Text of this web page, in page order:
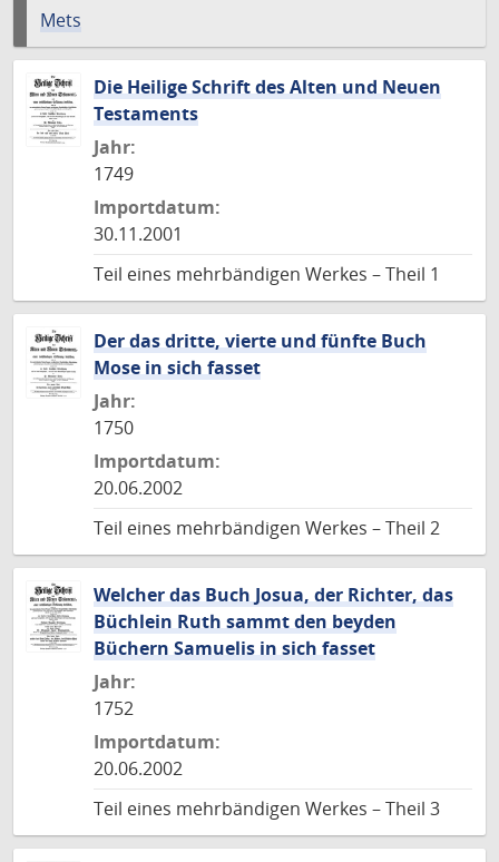
Mets
Die Heilige Schrift des Alten und Neuen
Testaments
Jahr:
1749
Importdatum:
30.11.2001
Teil eines mehrbändigen Werkes – Theil 1
Der das dritte, vierte und fünfte Buch
Mose in sich fasset
Jahr:
1750
Importdatum:
20.06.2002
Teil eines mehrbändigen Werkes – Theil 2
Welcher das Buch Josua, der Richter, das
Büchlein Ruth sammt den beyden
Büchern Samuelis in sich fasset
Jahr:
1752
Importdatum:
20.06.2002
Teil eines mehrbändigen Werkes – Theil 3